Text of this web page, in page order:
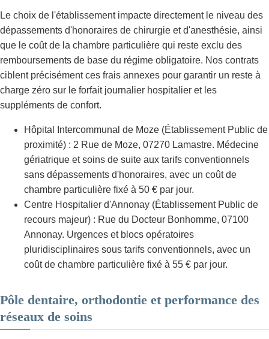
Le choix de l'établissement impacte directement le niveau des
dépassements d'honoraires de chirurgie et d'anesthésie, ainsi
que le coût de la chambre particulière qui reste exclu des
remboursements de base du régime obligatoire. Nos contrats
ciblent précisément ces frais annexes pour garantir un reste à
charge zéro sur le forfait journalier hospitalier et les
suppléments de confort.
Hôpital Intercommunal de Moze (Établissement Public de
proximité) : 2 Rue de Moze, 07270 Lamastre. Médecine
gériatrique et soins de suite aux tarifs conventionnels
sans dépassements d'honoraires, avec un coût de
chambre particulière fixé à 50 € par jour.
Centre Hospitalier d'Annonay (Établissement Public de
recours majeur) : Rue du Docteur Bonhomme, 07100
Annonay. Urgences et blocs opératoires
pluridisciplinaires sous tarifs conventionnels, avec un
coût de chambre particulière fixé à 55 € par jour.
Pôle dentaire, orthodontie et performance des
réseaux de soins